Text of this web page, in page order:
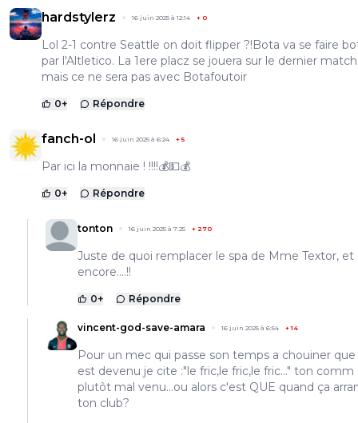
hardstylerz 16 juin 2025 à 12:14 + 0
Lol 2-1 contre Seattle on doit flipper ?!Bota va se faire
par l'Altletico. La 1ere placz se jouera sur le dernier
mais ce ne sera pas avec Botafoutoir
0+ Répondre
fanch-ol 16 juin 2025 à 6:24 +5
Par ici la monnaie ! !!!!💰💵💰
0+ Répondre
tonton 16 juin 2025 à 7:25 + 270
Juste de quoi remplacer le spa de Mme Textor, et
encore....!!
0+ Répondre
vincent-god-save-amara 16 juin 2025 à 6:54 +14
Pour un mec qui passe son temps a chouiner
est devenu je cite :"le fric,le fric,le fric..." ton comm
plutôt mal venu...ou alors c'est QUE quand ça
ton club?